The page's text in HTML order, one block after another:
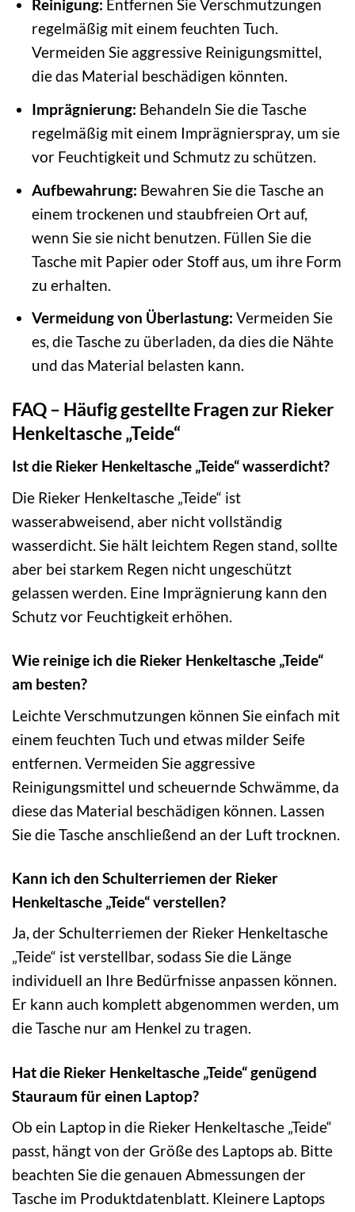
Reinigung: Entfernen Sie Verschmutzungen
regelmäßig mit einem feuchten Tuch.
Vermeiden Sie aggressive Reinigungsmittel,
die das Material beschädigen könnten.
Imprägnierung: Behandeln Sie die Tasche
regelmäßig mit einem Imprägnierspray, um sie
vor Feuchtigkeit und Schmutz zu schützen.
Aufbewahrung: Bewahren Sie die Tasche an
einem trockenen und staubfreien Ort auf,
wenn Sie sie nicht benutzen. Füllen Sie die
Tasche mit Papier oder Stoff aus, um ihre Form
zu erhalten.
Vermeidung von Überlastung: Vermeiden Sie
es, die Tasche zu überladen, da dies die Nähte
und das Material belasten kann.
FAQ – Häufig gestellte Fragen zur Rieker
Henkeltasche „Teide“
Ist die Rieker Henkeltasche „Teide“ wasserdicht?
Die Rieker Henkeltasche „Teide“ ist
wasserabweisend, aber nicht vollständig
wasserdicht. Sie hält leichtem Regen stand, sollte
aber bei starkem Regen nicht ungeschützt
gelassen werden. Eine Imprägnierung kann den
Schutz vor Feuchtigkeit erhöhen.
Wie reinige ich die Rieker Henkeltasche „Teide“
am besten?
Leichte Verschmutzungen können Sie einfach mit
einem feuchten Tuch und etwas milder Seife
entfernen. Vermeiden Sie aggressive
Reinigungsmittel und scheuernde Schwämme, da
diese das Material beschädigen können. Lassen
Sie die Tasche anschließend an der Luft trocknen.
Kann ich den Schulterriemen der Rieker
Henkeltasche „Teide“ verstellen?
Ja, der Schulterriemen der Rieker Henkeltasche
„Teide“ ist verstellbar, sodass Sie die Länge
individuell an Ihre Bedürfnisse anpassen können.
Er kann auch komplett abgenommen werden, um
die Tasche nur am Henkel zu tragen.
Hat die Rieker Henkeltasche „Teide“ genügend
Stauraum für einen Laptop?
Ob ein Laptop in die Rieker Henkeltasche „Teide“
passt, hängt von der Größe des Laptops ab. Bitte
beachten Sie die genauen Abmessungen der
Tasche im Produktdatenblatt. Kleinere Laptops